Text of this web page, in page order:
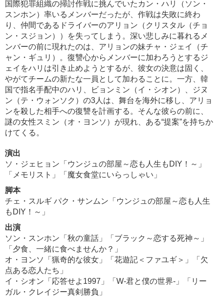
国際犯罪組織の掃討作戦に挑んでいたカン・ハリ（ソン・
スンホン）率いるメンバーだったが、作戦は失敗に終わ
り、仲間であるドライバーのアリョン（クリスタル（チョ
ン・スジョン））を失ってしまう。深い悲しみに暮れるメ
ンバーの前に現れたのは、アリョンの妹チャ・ジェイ（チ
ャン・ギュリ）。復讐心からメンバーに加わろうとするジ
ェイをハリは引き止めようとするが、彼女の決意は固く、
やがてチームの新たな一員として加わることに。一方、韓
国で指名手配中のハリ、ビョンミン（イ・シオン）、ジヌ
ン（テ・ウォンソク）の3人は、舞台を海外に移し、アリョ
ンを殺した相手への復讐を計画する。そんな彼らの前に、
謎の女性スミン（オ・ヨンソ）が現れ、ある“提案”を持ちか
けてくる。
演出
ソ・ジェヒョン「ウンジュの部屋～恋も人生もDIY！～」
「メモリスト」「魔女食堂にいらっしゃい」
脚本
チェ・スルギ パク・サンムン「ウンジュの部屋～恋も人生
もDIY！～」
出演
ソン・スンホン「秋の童話」「ブラック～恋する死神～」
「夕食、一緒に食べませんか？」
オ・ヨンソ「猟奇的な彼女」「花遊記＜ファユギ＞」「欠
点ある恋人たち」
イ・シオン「応答せよ1997」「W-君と僕の世界-」「リー
ガル・クレイジー真剣勝負」